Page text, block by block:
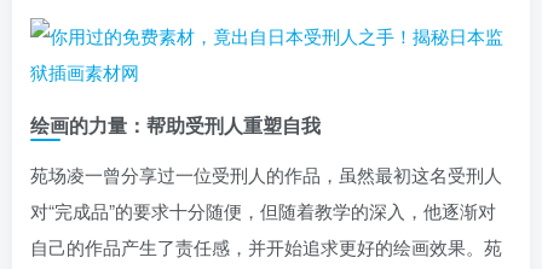
绘画的力量：帮助受刑人重塑自我
苑场凌一曾分享过一位受刑人的作品，虽然最初这名受刑人
对“完成品”的要求十分随便，但随着教学的深入，他逐渐对
自己的作品产生了责任感，并开始追求更好的绘画效果。苑